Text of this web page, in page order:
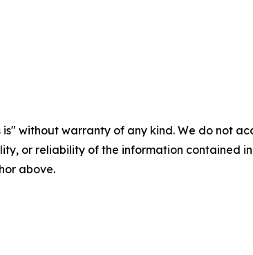
is" without warranty of any kind. We do not
or reliability of the information contained
above.